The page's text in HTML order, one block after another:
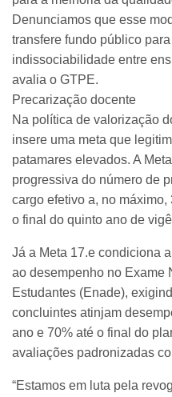
Denunciamos que esse
transfere fundo público
indissociabilidade entre
avalia o GTPE.
Precarização docente
Na política de valorização
insere uma meta que
patamares elevados. A
progressiva do número de
cargo efetivo a, no
o final do quinto ano de
Já a Meta 17.e condiciona
ao desempenho no Exame
Estudantes (Enade),
concluintes atinjam
ano e 70% até o final do
avaliações padronizadas
“Estamos em luta pela